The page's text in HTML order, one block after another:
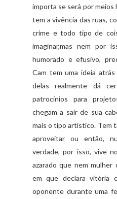
importa se será por meios
tem a vivência das ruas,
crime e todo tipo de
imaginar,mas nem por
humorado e efusivo,
Cam tem uma ideia
delas realmente dá
patrocínios para
chegam a sair de sua
mais o tipo artístico. Tem
aproveitar ou então,
verdade, por isso, vive
azarado que nem mulher
em que declara vitória
oponente durante uma